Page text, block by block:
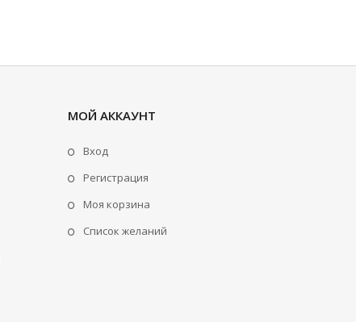
МОЙ АККАУНТ
Вход
Регистрация
Моя корзина
Cписок желаний